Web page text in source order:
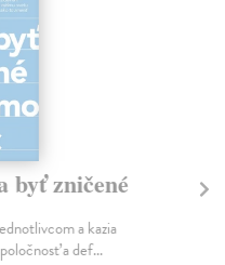
byť zničené
a kazia
a def...